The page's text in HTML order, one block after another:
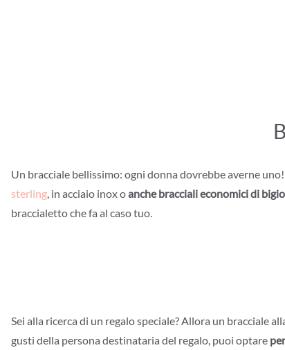
Un bracciale bellissimo: ogni donna dovrebbe averne uno!
sterling, in acciaio inox oanche bracciali economici di
braccialetto che fa al caso tuo.
Sei alla ricerca di un regalo speciale? Allora un bracciale
gusti della persona destinataria del regalo, puoi optare